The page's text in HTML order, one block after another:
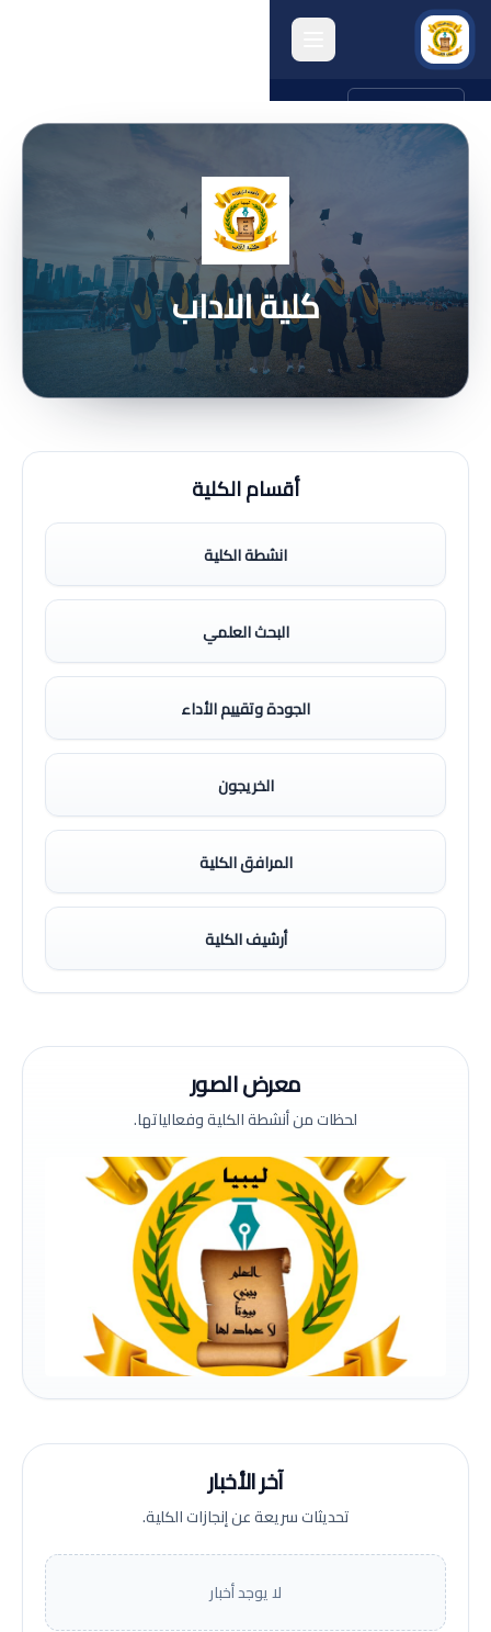
english
انشطة الكلية
البحث العلمي
الجودة وتقييم الأداء
المرافق الكلية
كلية الاداب
أقسام الكلية
انشطة الكلية
البحث العلمي
الجودة وتقييم الأداء
الخريجون
المرافق الكلية
أرشيف الكلية
معرض الصور
لحظات من أنشطة الكلية وفعالياتها.
آخر الأخبار
تحديثات سريعة عن إنجازات الكلية.
لا يوجد أخبار